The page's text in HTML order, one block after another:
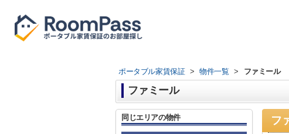
ポータブル家賃保証 > 物件一覧 > ファミール
ファミール
フ
同じエリアの物件